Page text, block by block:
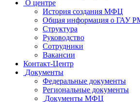
О центре
История создания МФЦ
Общая информация о ГАУ
Структура
Руководство
Сотрудники
Вакансии
Контакт-Центр
Документы
Федеральные документы
Региональные документы
Документы МФЦ